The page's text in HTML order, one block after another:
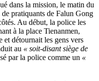
dans la mission, le matin du
pratiquants de Falun Gong
Au début, la police les
à la place Tienanmen,
détournait les gens vers
au « soit-disant siège de
par la police comme un «